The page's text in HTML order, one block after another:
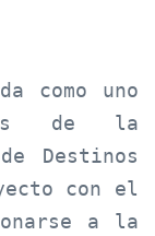
como uno
de la
Destinos
con el
a la